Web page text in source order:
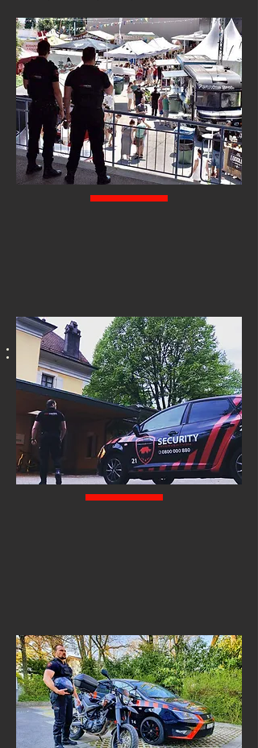
03
SURVEILLANCE GÉNÉRALE DE SITE
Surveiller et prévenir contre le vol et la malveillance sur site.
Effectuer des rondes de surveillance, traiter les anomalies en
application des consignes, utiliser des moyens techniques et des
systèmes de surveillance mis à disposition, assurer la gestion des
alarmes.
04
TRANSPORT DE MARCHANDISES DE VALEURS ET DE